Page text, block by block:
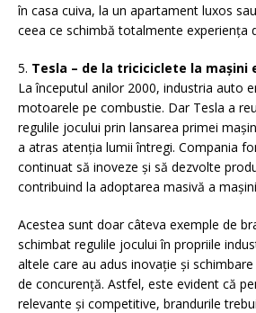
în casa cuiva, la un apartament luxos
ceea ce schimbă totalmente experiența
5. Tesla – de la triciciclete la mașini
La începutul anilor 2000, industria auto
motoarele pe combustie. Dar Tesla a
regulile jocului prin lansarea primei
a atras atenția lumii întregi. Compania
continuat să inoveze și să dezvolte
contribuind la adoptarea masivă a
Acestea sunt doar câteva exemple de
schimbat regulile jocului în propriile
altele care au adus inovație și
de concurență. Astfel, este evident că
relevante și competitive, brandurile